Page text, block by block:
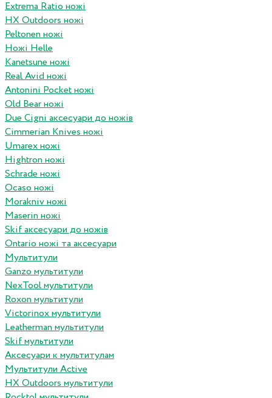
Extrema Ratio ножі
HX Outdoors ножі
Peltonen ножі
Ножі Helle
Kanetsune ножі
Real Avid ножі
Antonini Pocket ножі
Old Bear ножі
Due Cigni аксесуари до ножів
Cimmerian Knives ножі
Umarex ножі
Hightron ножі
Schrade ножі
Ocaso ножі
Morakniv ножі
Maserin ножі
Skif аксесуари до ножів
Ontario ножі та аксесуари
Мультитули
Ganzo мультитули
NexTool мультитули
Roxon мультитули
Victorinox мультитули
Leatherman мультитули
Skif мультитули
Аксесуари к мультитулам
Мультитули Active
HX Outdoors мультитули